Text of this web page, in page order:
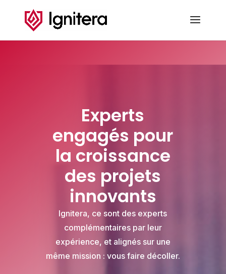
Experts
engagés pour
la croissance
des projets
innovants
Ignitera, ce sont des experts
complémentaires par leur
expérience, et alignés sur une
même mission : vous faire décoller.